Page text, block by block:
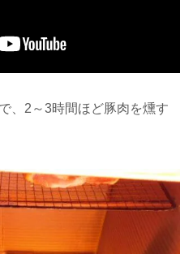
、2～3時間ほど豚肉を燻す